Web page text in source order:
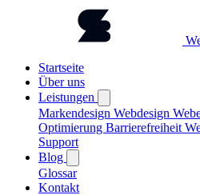
Startseite
Über uns
Leistungen
Markendesign Webdesign
Optimierung Barrierefreiheit
Support
Blog
Glossar
Kontakt